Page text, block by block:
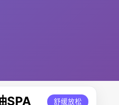
SPA 舒缓放松